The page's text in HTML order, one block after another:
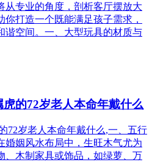
从专业的角度，剖析客厅摆放大
打造一个既能满足孩子需求，
谐空间。一、大型玩具的材质与
的72岁老人本命年戴什么
72岁老人本命年戴什么,一、五行
婚姻风水布局中，生旺木气尤为
、木制家具或饰品，如绿萝、万